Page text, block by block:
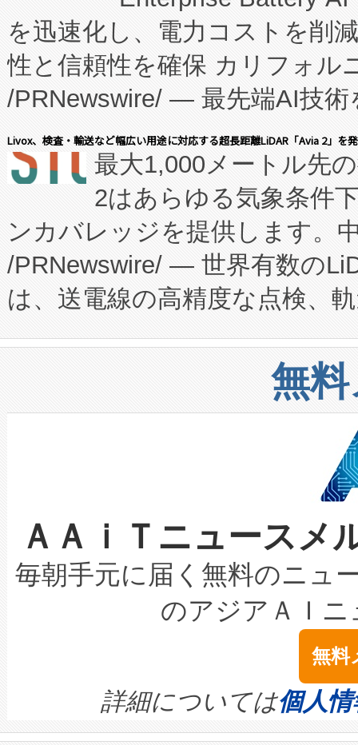
従来のフェッドバッチ施設の
に、患者やサプライチェーン
キー方式で拡張性が高く、持
す。FCCM‑を活用した現地生
患者にとっての費用負担を大
のアクセスを大幅に拡大する
Fully-Connected Continuous
プログラムには、施設設計・
に関する技術移転および知的
構造化トレーニングカリキュ
上げおよび商用化段階におけ
設備整備および立ち上げ調整
加組織は、Enzeneのバイオ
選定された製品について、自
取得できる可能性もあります
設には、3億～4億ドルかか
最高経営責任者（CEO）であ
す。「当社のfully-connected
ームを利用すれば、6,000万
きます。この効率性は、フェ
を迅速化し、電力コストを削
性と信頼性を確保 カリフォル
/PRNewswire/ — 最先端AI技術
会社エーアイ・アンド：本社
President原信平）と、エンタ
ードするVoltaiqは、日本にあ
ーエネルギー貯蔵システム（
た。 Voltaiq独自のAI搭載プラ
定、統合、導入、運用に至る
安全性を追跡し、確保する事
増加しているデータセンター
る電力網に大きな負担をかけ
事業者の負担軽減という課題
系統連系を迅速にし、ピーク
限を超えて利用可能な電力容
持できるよう貢献します。こ
ービスレベル契約（SLA）違
テリー性能の劣化によるダウ
念は、現在データセンターが
ます。 Voltaiq provides a
quality and reliability for AI
BESS stack to ensure battery
Livox、検査・輸送など幅広い用途に対応する超長距離LiDAR「Avia 2」を
最大1,000メートル先
2はあらゆる気象条件
ンカバレッジを提供します。
/PRNewswire/ — 世界有数の
は、送電線の高精度な点検、
や穀物倉庫におけるバルク材
リューション「Avia 2」を発
したAvia 2は、1,000メート
狭視野のFOVを切り替えるこ
ケーブル、枝などの細かな対
なレーザースポットにより、
な環境下でも豊かなディテー
キロメートル範囲を検出
LiDAR for Inspections,
は1535 nmレーザーを搭載。
イズの小径化を実現すること
す。ノーマルモードでは、
ートル先まで検出でき、これ
無
ＡＡｉＴニュース
毎朝手元に届く無料のニュ
のアジアＡＩ
無料
詳細については個人